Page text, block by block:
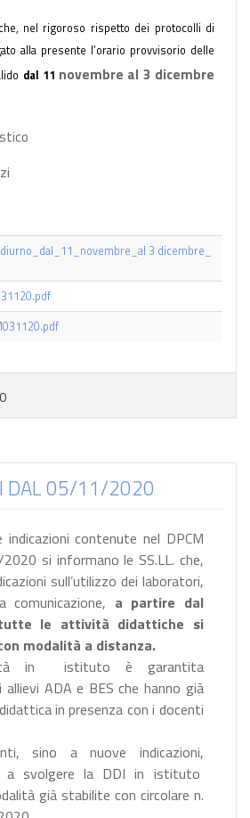
nel rigoroso rispetto dei protocolli di
alla presente l’orario provvisorio delle
dal 11 novembre al 3 dicembre
3 dicembre_
DAL 05/11/2020
indicazioni contenute nel DPCM
si informano le SS.LL. che,
sull’utilizzo dei laboratori,
comunicazione, a partire dal
le attività didattiche si
modalità a distanza.
in
istituto è garantita
ADA e BES che hanno già
in presenza con i docenti
sino a nuove indicazioni,
a svolgere la DDI in istituto
già stabilite con circolare n.